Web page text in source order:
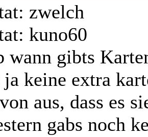
zwelch
kuno60
wann gibts
ja keine extra
aus, dass es
gabs noch